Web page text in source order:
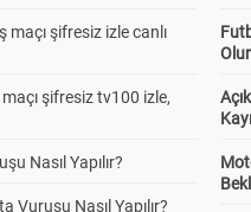
şifresiz izle canlı
şifresiz tv100 izle,
Nasıl Yapılır?
Vuruşu Nasıl Yapılır?